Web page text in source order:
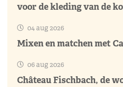
voor de kleding van de
04 aug 2026
Mixen en matchen met
06 aug 2026
Château Fischbach, de